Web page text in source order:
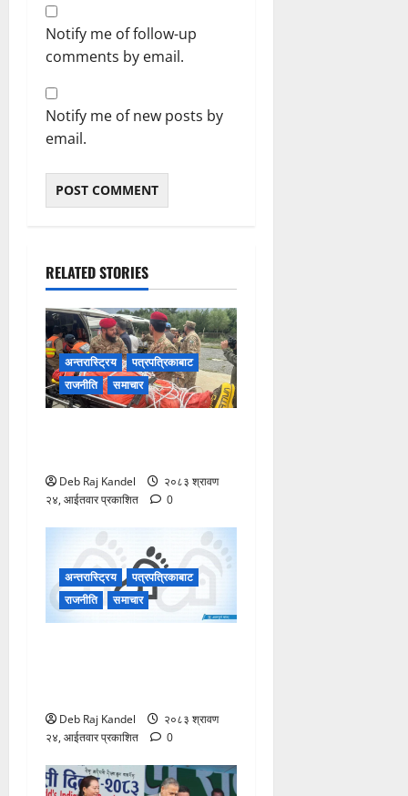
Notify me of follow-up
comments by email.
Notify me of new posts by
email.
RELATED STORIES
अन्तरास्ट्रिय
पत्रपत्रिकाबाट
राजनीति
समाचार
Deb Raj Kandel
२०८३ श्रावण
२४, आईतवार प्रकाशित
0
अन्तरास्ट्रिय
पत्रपत्रिकाबाट
राजनीति
समाचार
Deb Raj Kandel
२०८३ श्रावण
२४, आईतवार प्रकाशित
0